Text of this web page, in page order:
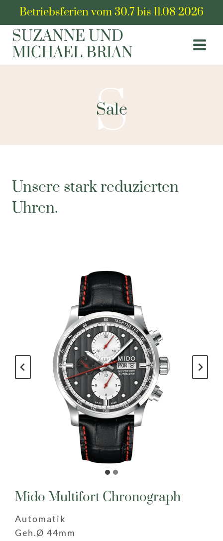
springen
Betriebsferien vom 30.7 bis 11.08 2026
SUZANNE UND
MICHAEL BRIAN
S
Sale
Unsere stark reduzierten
Uhren.
Mido Multifort Chronograph
Automatik
Geh.Ø 44mm